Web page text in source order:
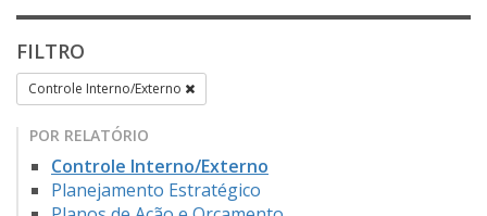
FILTRO
Controle Interno/Externo
POR RELATÓRIO
Controle Interno/Externo
Planejamento Estratégico